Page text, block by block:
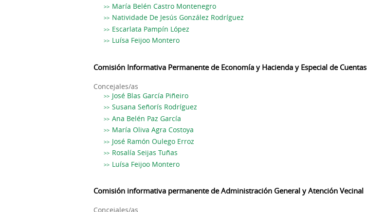
María Belén Castro Montenegro
Natividade De Jesús González Rodríguez
Escarlata Pampín López
Luísa Feijoo Montero
Comisión Informativa Permanente de Economía y Hacienda y Especial de Cuentas
Concejales/as
José Blas García Piñeiro
Susana Señorís Rodríguez
Ana Belén Paz García
María Oliva Agra Costoya
José Ramón Oulego Erroz
Rosalía Seijas Tuñas
Luísa Feijoo Montero
Comisión informativa permanente de Administración General y Atención Vecinal
Concejales/as